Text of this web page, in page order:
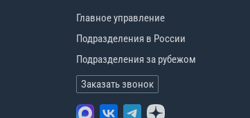
Главное управление
Подразделения в России
Подразделения за рубежом
Заказать звонок